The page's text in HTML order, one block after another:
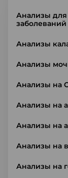
Анализы для
заболеваний
Анализы
Анализы
Анализы на
Анализы на
Анализы на
Анализы на
Анализы на